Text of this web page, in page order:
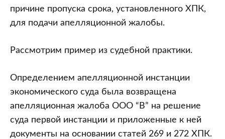
причине пропуска срока, установленного ХПК,
для подачи апелляционной жалобы.
Рассмотрим пример из судебной практики.
Определением апелляционной инстанции
экономического суда была возвращена
апелляционная жалоба ООО “В” на решение
суда первой инстанции и приложенные к ней
документы на основании статей 269 и 272 ХПК.